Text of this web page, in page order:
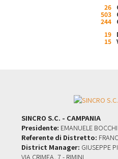
26
503
244
19
15
SINCRO S.C. - CAMPANIA
Presidente: EMANUELE BOCCHI
Referente di Distretto:
District Manager: GIUSEPPE
VIA CRIMEA, 7 - RIMINI